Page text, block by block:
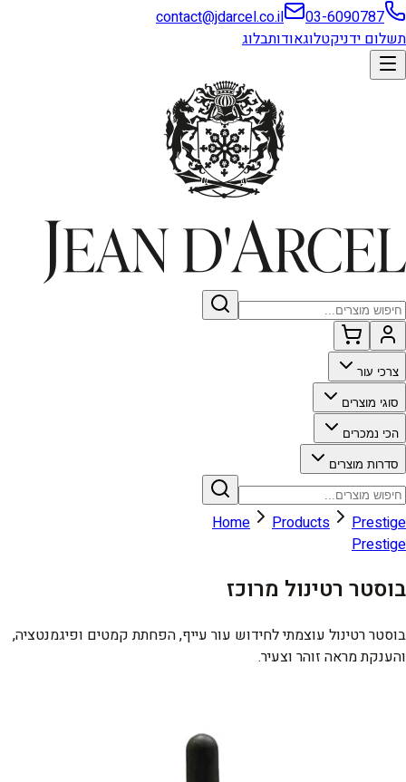
03-6090787
contact@jdarcel.co.il
תשלום ידניקטלוגאודותבלוג
צרכי עור
סוגי מוצרים
הכי נמכרים
סדרות מוצרים
Home Products
Prestige
Prestige
בוסטר רטינול מרוכז
בוסטר רטינול עוצמתי לחידוש עור עייף, הפחתת קמטים ופיגמנטציה,
והענקת מראה זוהר וצעיר.